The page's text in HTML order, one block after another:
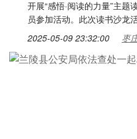
开展“感悟·阅读的力量”主
员参加活动。此次读书沙龙
2025-05-09 23:32:00 枣